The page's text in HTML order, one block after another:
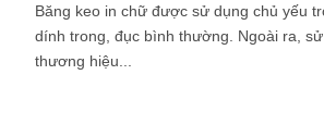
Băng keo in chữ được sử dụng chủ yếu
dính trong, đục bình thường. Ngoài ra,
thương hiệu...